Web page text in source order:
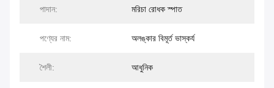
পাদান: মরিচা রোধক স্পাত
পণ্যের নাম: অলঙ্কার বিমূর্ত ভাস্কর্য
শৈলী: আধুনিক